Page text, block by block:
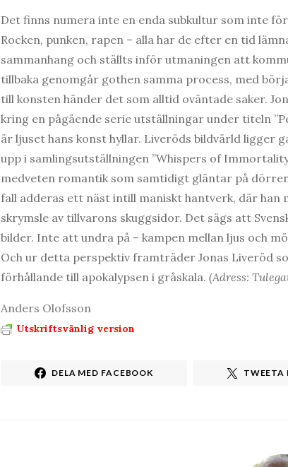
Det finns numera inte en enda subkultur som inte
Rocken, punken, rapen – alla har de efter en tid
sammanhang och ställts inför utmaningen att
tillbaka genomgår gothen samma process, med
till konsten händer det som alltid oväntade saker.
kring en pågående serie utställningar under titeln
är ljuset hans konst hyllar. Liveröds bildvärld ligger
upp i samlingsutställningen ”Whispers of
medveten romantik som samtidigt gläntar på
fall adderas ett näst intill maniskt hantverk, där
skrymsle av tillvarons skuggsidor. Det sägs att
bilder. Inte att undra på – kampen mellan ljus och
Och ur detta perspektiv framträder Jonas Liveröd
förhållande till apokalypsen i gråskala. (Adress:
Anders Olofsson
Utskriftsvänlig version
DELA MED FACEBOOK TWEETA